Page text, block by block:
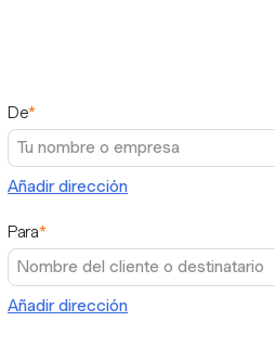
De*
Añadir dirección
Para*
Añadir dirección